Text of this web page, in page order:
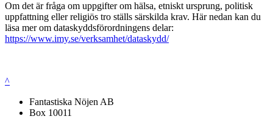
Om det är fråga om uppgifter om hälsa, etniskt ursprung, politisk
uppfattning eller religiös tro ställs särskilda krav. Här nedan kan du
läsa mer om dataskyddsförordningens delar:
https://www.imy.se/verksamhet/dataskydd/
^
Fantastiska Nöjen AB
Box 10011